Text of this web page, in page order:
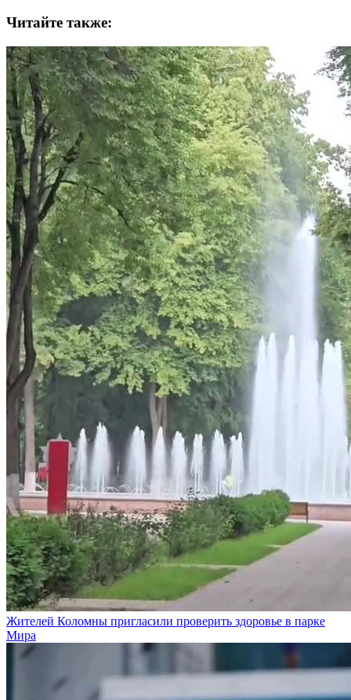
Читайте также:
Жителей Коломны пригласили проверить здоровье в парке
Мира